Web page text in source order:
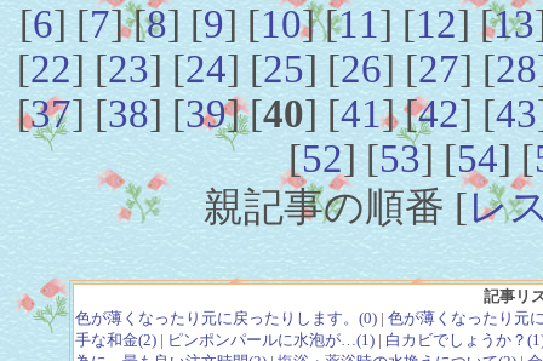
[6] [7] [8] [9] [10] [11] [12] [13
[22] [23] [24] [25] [26] [27] [28
[37] [38] [39] [40] [41] [42] [43
[52] [53] [54] [
親記事の順番 [レ
記事リ
色が薄くなったり元に戻ったりします。(0)| 色が薄くなったり元
手な和金(2)| ピンポンパールに水泡が…(1)| 白カビでしょうか？